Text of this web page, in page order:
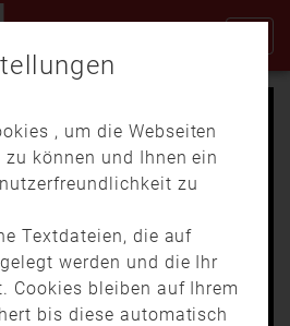
Video
, um die Webseiten
können und Ihnen ein
zu
Textdateien, die auf
werden und die Ihr
Cookies bleiben auf Ihrem
bis diese automatisch